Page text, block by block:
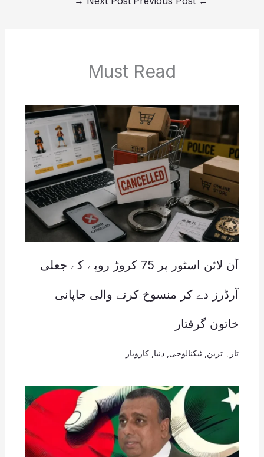
Must Read
آن لائن اسٹور پر 75 کروڑ روپے کے جعلی
آرڈرز دے کر منسوخ کرنے والی جاپانی
خاتون گرفتار
تازہ ترین ٹیکنالوجی دنیا کاروبار